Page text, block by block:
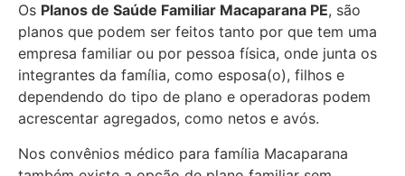
Os Planos de Saúde Familiar Macaparana PE, são
planos que podem ser feitos tanto por que tem uma
empresa familiar ou por pessoa física, onde junta os
integrantes da família, como esposa(o), filhos e
dependendo do tipo de plano e operadoras podem
acrescentar agregados, como netos e avós.
Nos convênios médico para família Macaparana